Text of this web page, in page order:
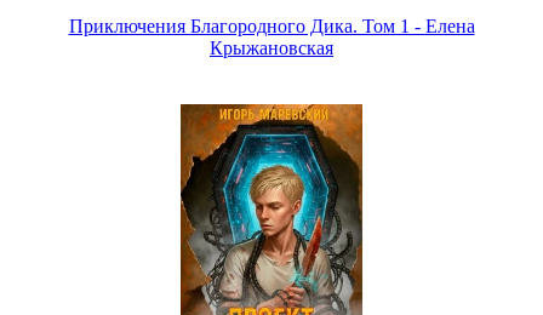
Приключения Благородного Дика. Том 1 - Елена
Крыжановская